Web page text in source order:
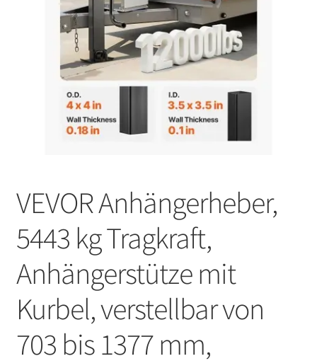
VEVOR Anhängerheber,
5443 kg Tragkraft,
Anhängerstütze mit
Kurbel, verstellbar von
703 bis 1377 mm,